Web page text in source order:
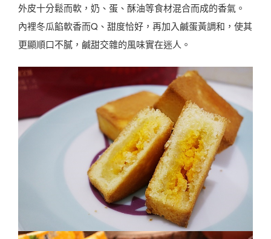
外皮十分鬆而軟，奶、蛋、酥油等食材混合而成的香氣。
內裡冬瓜餡軟香而Q、甜度恰好，再加入鹹蛋黃調和，使其
更顯順口不膩，鹹甜交雜的風味實在迷人。